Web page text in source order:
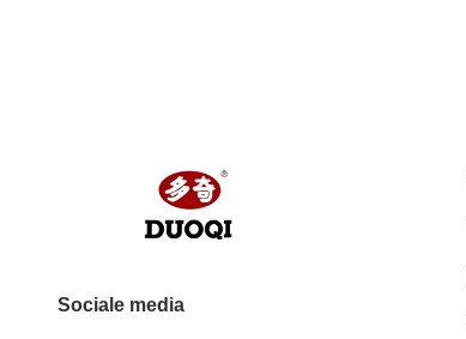
Sociale media